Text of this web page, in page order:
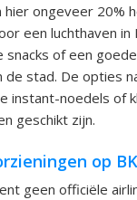
hier ongeveer 20%
een luchthaven in
of een
de stad. De opties
instant-noedels of
geschikt zijn.
op
geen officiële